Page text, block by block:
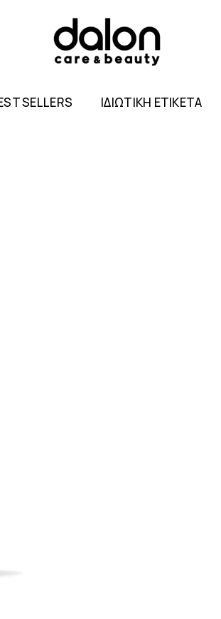
SELLERS ΙΔΙΩΤΙΚΗ ΕΤΙΚΕΤΑ